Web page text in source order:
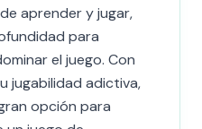
aprender y jugar,
para
el juego. Con
jugabilidad adictiva,
opción para